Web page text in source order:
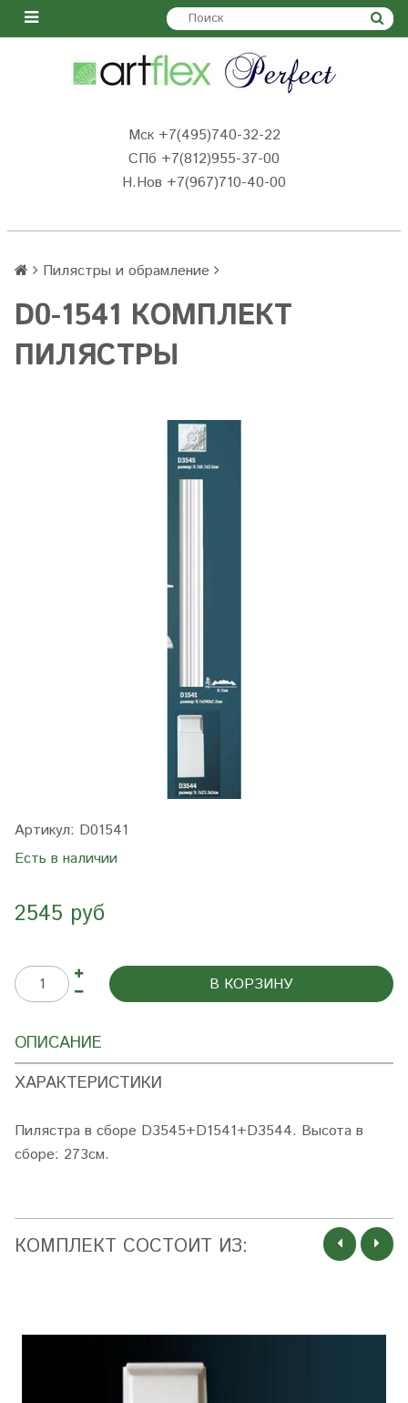
Мск +7(495)740-32-22
СПб +7(812)955-37-00
Н.Нов +7(967)710-40-00
Пилястры и обрамление
D0-1541 КОМПЛЕКТ
ПИЛЯСТРЫ
Артикул: D01541
Есть в наличии
2545 руб
В КОРЗИНУ
ОПИСАНИЕ
ХАРАКТЕРИСТИКИ
Пилястра в сборе D3545+D1541+D3544. Высота в
сборе: 273см.
КОМПЛЕКТ СОСТОИТ ИЗ: